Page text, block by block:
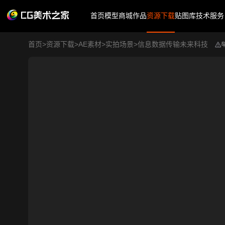
首页模型商城作品资源下载贴图库技术服务
首页>资源下载>AE素材>实拍场景>信息数据传输未来科技